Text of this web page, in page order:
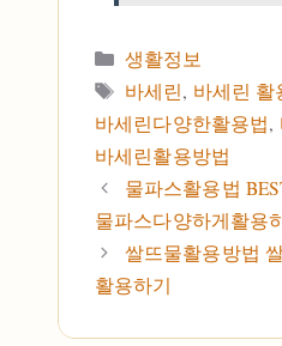
카테고리
생활정보
태그
바세린, 바세린 활
바세린다양한활용법,
바세린활용방법
물파스활용법
물파스다양하게활용
쌀뜨물활용방법
활용하기